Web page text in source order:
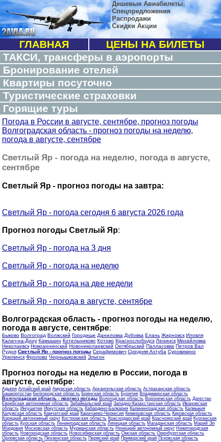
Дешевые Авиабилеты:
Спецпредложения
Распродажи
Скидки Акции
ГЛАВНАЯ
ЦЕНЫ НА БИЛЕТЫ
ТАКСИ, трансферы в аэропорты
Бронирование отелей
Квартиры посуточно
Туристические страховки
Горящие туры
Погода в России в августе, сентябре, прогноз погоды
Волгоградская область - прогноз погоды на неделю,
погода в августе, сентябре
Светлый Яр - погода на неделю, погода в августе,
сентябре
Светлый Яр - прогноз погоды на завтра:
Светлый Яр - погода сегодня 6 августа 2026 года
Прогноз погоды Светлый Яр:
Светлый Яр - погода на 3 дня
Светлый Яр - погода на неделю
Светлый Яр - погода на две недели
Светлый Яр - погода в августе, сентябре
Волгоградская область - прогноз погоды на неделю,
погода в августе, сентябре:
Быково Волгоград Волжский Городище Даниловка Дубовка Елань Жирновск Иловля
Калач-на-Дону Камышин Котельниково Котово Краснослободск Ленинск Михайловка
Николаевск Новоаннинский Новониколаевский Октябрьский Палласовка Петров Вал
Рудня Светлый Яр - прогноз погоды Серафимович Средняя Ахтуба Суровикино
Урюпинск Фролово Чернышковский Эльтон
Прогноз погоды на неделю в России, погода в
августе, сентябре:
Адыгея Алтайский край Амурская область Архангельская область Астраханская область
Башкортостан Белгородская область Брянская область Бурятия Владимирская область
Волгоградская область - прогноз погоды Вологодская область Воронежская область Дагестан
Еврейская автономная область Забайкальский край Западно-Казахстанская область Ивановская
область Ингушетия Иркутская область Кабардино-Балкария Калининградская область Калмыкия
Калужская область Камчатский край Карачаево-Черкесия Кемеровская область Кировская область
Коряцкий автономный округ Костромская область Краснодарский край Красноярский край Курганская
область Курская область Ленинградская область Липецкая область Магаданская область Марий Эл
Мордовия Московская область Мурманская область Ненецкий автономный округ Нижегородская
область Новгородская область Новосибирская область Омская область Оренбургская область
Орловская область Пензенская область Пермский край Приморский край Псковская область